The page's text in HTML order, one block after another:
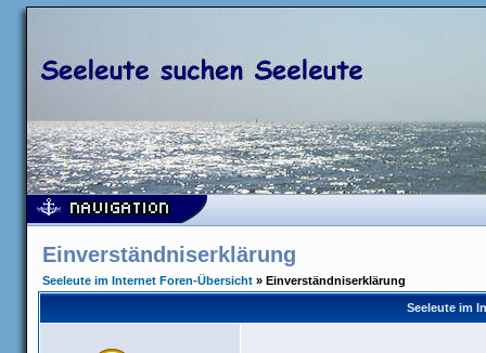
Einverständniserklärung
Seeleute im Internet Foren-Übersicht » Einverständniserklärung
Seeleute im